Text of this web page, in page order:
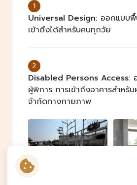
1
Universal Design: ออกแบบ
เข้าถึงได้สำหรับคนทุกวัย
2
Disabled Persons Access:
ผู้พิการ การเข้าถึงอาคารสำหรั
จำกัดทางกายภาพ